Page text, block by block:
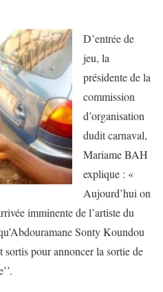
D’entrée de
jeu, la
présidente de la
commission
d’organisation
dudit carnaval,
Mariame BAH
explique : «
Aujourd’hui on
imminente de l’artiste du
Sonty Koundou
sortis pour annoncer la sortie de